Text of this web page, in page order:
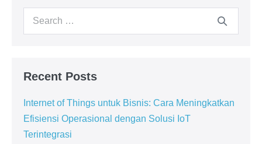
Recent Posts
Internet of Things untuk Bisnis: Cara Meningkatkan
Efisiensi Operasional dengan Solusi IoT
Terintegrasi